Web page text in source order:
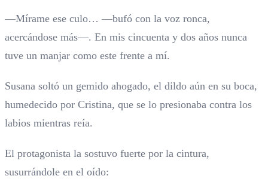
—Mírame ese culo… —bufó con la voz ronca,
acercándose más—. En mis cincuenta y dos años nunca
tuve un manjar como este frente a mí.
Susana soltó un gemido ahogado, el dildo aún en su boca,
humedecido por Cristina, que se lo presionaba contra los
labios mientras reía.
El protagonista la sostuvo fuerte por la cintura,
susurrándole en el oído: